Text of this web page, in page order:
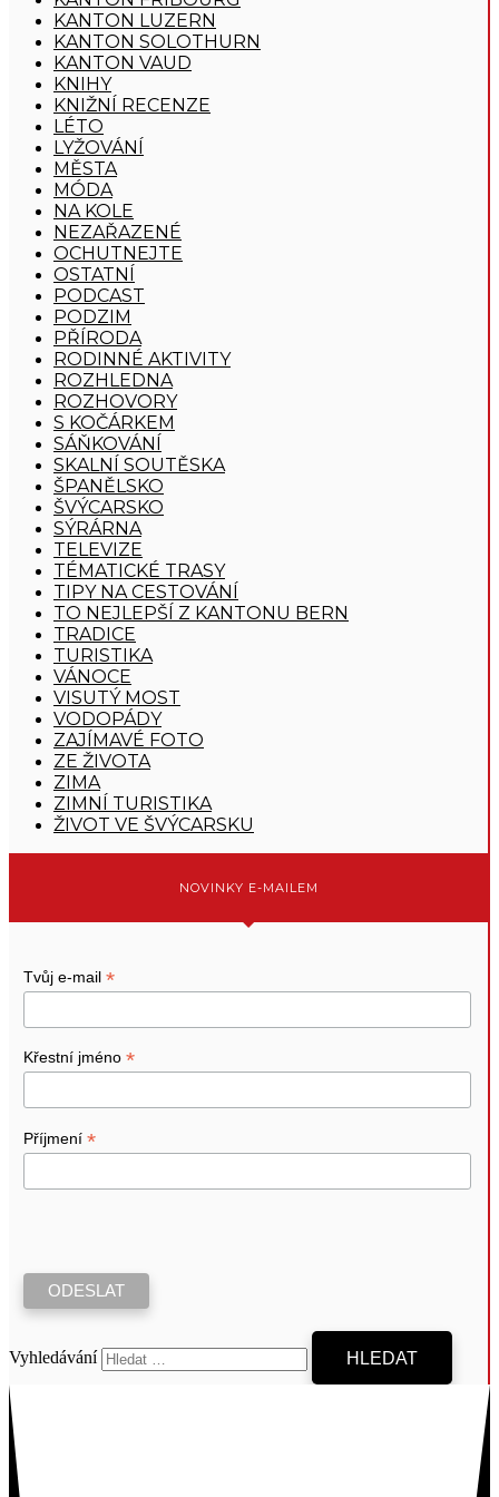
KANTON LUZERN
KANTON SOLOTHURN
KANTON VAUD
KNIHY
KNIŽNÍ RECENZE
LÉTO
LYŽOVÁNÍ
MĚSTA
MÓDA
NA KOLE
NEZAŘAZENÉ
OCHUTNEJTE
OSTATNÍ
PODCAST
PODZIM
PŘÍRODA
RODINNÉ AKTIVITY
ROZHLEDNA
ROZHOVORY
S KOČÁRKEM
SÁŇKOVÁNÍ
SKALNÍ SOUTĚSKA
ŠPANĚLSKO
ŠVÝCARSKO
SÝRÁRNA
TELEVIZE
TÉMATICKÉ TRASY
TIPY NA CESTOVÁNÍ
TO NEJLEPŠÍ Z KANTONU BERN
TRADICE
TURISTIKA
VÁNOCE
VISUTÝ MOST
VODOPÁDY
ZAJÍMAVÉ FOTO
ZE ŽIVOTA
ZIMA
ZIMNÍ TURISTIKA
ŽIVOT VE ŠVÝCARSKU
NOVINKY E-MAILEM
Tvůj e-mail *
Křestní jméno *
Příjmení *
Vyhledávání